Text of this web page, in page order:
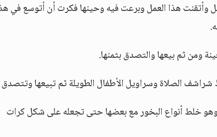
وأتقنت هذا العمل وبرعت فيه وحينها فكرت أن أتوسع في
ومن ثم بيعها والتصدق بثمنها.
الصلاة وسراويل الأطفال الطويلة ثم تبيعها وتتصدق
وهو خلط أنواع البخور مع بعضها حتى تجعله على شكل كرات